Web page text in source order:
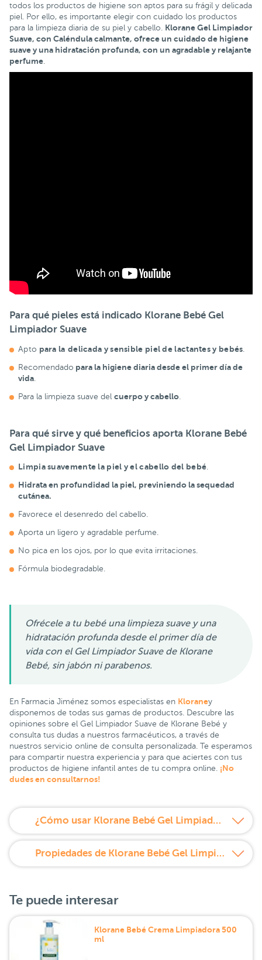
todos los productos de higiene son aptos para su frágil y delicada
piel. Por ello, es importante elegir con cuidado los productos
para la limpieza diaria de su piel y cabello. Klorane Gel Limpiador
Suave, con Caléndula calmante, ofrece un cuidado de higiene
suave y una hidratación profunda, con un agradable y relajante
perfume
Para qué pieles está indicado Klorane Bebé Gel
Limpiador Suave
Apto para la delicada y sensible piel de lactantes y bebés
Recomendado para la higiene diaria desde el primer día de
vida
Para la limpieza suave del cuerpo y cabello
Para qué sirve y qué beneficios aporta Klorane Bebé
Gel Limpiador Suave
Limpia suavemente la piel y el cabello del bebé
Hidrata en profundidad la piel, previniendo la sequedad
cutánea.
Favorece el desenredo del cabello.
Aporta un ligero y agradable perfume.
No pica en los ojos, por lo que evita irritaciones.
Fórmula biodegradable.
Ofrécele a tu bebé una limpieza suave y una
hidratación profunda desde el primer día de
vida con el Gel Limpiador Suave de Klorane
Bebé, sin jabón ni parabenos.
En Farmacia Jiménez somos especialistas en Kloraney
disponemos de todas sus gamas de productos. Descubre las
opiniones sobre el Gel Limpiador Suave de Klorane Bebé y
consulta tus dudas a nuestros farmacéuticos, a través de
nuestros servicio online de consulta personalizada. Te esperamos
para compartir nuestra experiencia y para que aciertes con tus
productos de higiene infantil antes de tu compra online. ¡No
dudes en consultarnos!
¿Cómo usar Klorane Bebé Gel Limpiador Suave 200 ml?
Propiedades de Klorane Bebé Gel Limpiador Suave 200 ml
Te puede interesar
Klorane Bebé Crema Limpiadora 500
ml